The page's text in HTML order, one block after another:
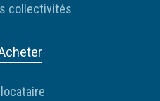
collectivités